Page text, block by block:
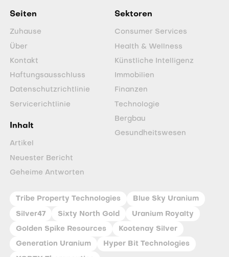
Seiten
Zuhause
Über
Kontakt
Haftungsausschluss
Datenschutzrichtlinie
Servicerichtlinie
Inhalt
Artikel
Neuester Bericht
Geheime Antworten
Sektoren
Consumer Services
Health & Wellness
Künstliche Intelligenz
Immobilien
Finanzen
Technologie
Bergbau
Gesundheitswesen
Tribe Property Technologies Blue Sky Uranium
Silver47 Sixty North Gold Uranium Royalty
Golden Spike Resources Kootenay Silver
Generation Uranium Hyper Bit Technologies